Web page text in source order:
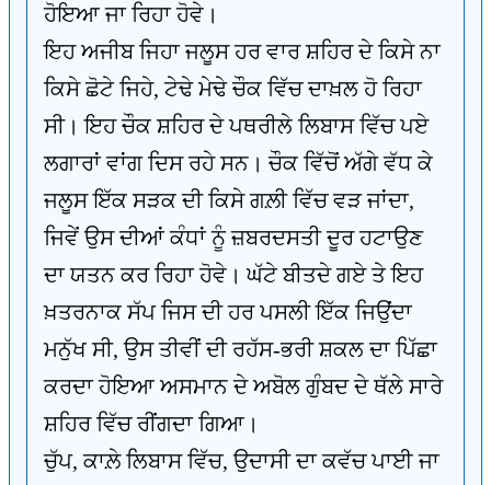
ਹੋਇਆ ਜਾ ਰਿਹਾ ਹੋਵੇ।
ਇਹ ਅਜੀਬ ਜਿਹਾ ਜਲੂਸ ਹਰ ਵਾਰ ਸ਼ਹਿਰ ਦੇ ਕਿਸੇ ਨਾ
ਕਿਸੇ ਛੋਟੇ ਜਿਹੇ, ਟੇਢੇ ਮੇਢੇ ਚੌਕ ਵਿੱਚ ਦਾਖ਼ਲ ਹੋ ਰਿਹਾ
ਸੀ। ਇਹ ਚੌਕ ਸ਼ਹਿਰ ਦੇ ਪਥਰੀਲੇ ਲਿਬਾਸ ਵਿੱਚ ਪਏ
ਲਗਾਰਾਂ ਵਾਂਗ ਦਿਸ ਰਹੇ ਸਨ। ਚੌਕ ਵਿੱਚੋਂ ਅੱਗੇ ਵੱਧ ਕੇ
ਜਲੂਸ ਇੱਕ ਸੜਕ ਦੀ ਕਿਸੇ ਗਲ਼ੀ ਵਿੱਚ ਵੜ ਜਾਂਦਾ,
ਜਿਵੇਂ ਉਸ ਦੀਆਂ ਕੰਧਾਂ ਨੂੰ ਜ਼ਬਰਦਸਤੀ ਦੂਰ ਹਟਾਉਣ
ਦਾ ਯਤਨ ਕਰ ਰਿਹਾ ਹੋਵੇ। ਘੱਟੇ ਬੀਤਦੇ ਗਏ ਤੇ ਇਹ
ਖ਼ਤਰਨਾਕ ਸੱਪ ਜਿਸ ਦੀ ਹਰ ਪਸਲੀ ਇੱਕ ਜਿਉਂਦਾ
ਮਨੁੱਖ ਸੀ, ਉਸ ਤੀਵੀਂ ਦੀ ਰਹੱਸ-ਭਰੀ ਸ਼ਕਲ ਦਾ ਪਿੱਛਾ
ਕਰਦਾ ਹੋਇਆ ਅਸਮਾਨ ਦੇ ਅਬੋਲ ਗੁੰਬਦ ਦੇ ਥੱਲੇ ਸਾਰੇ
ਸ਼ਹਿਰ ਵਿੱਚ ਰੀਂਗਦਾ ਗਿਆ।
ਚੁੱਪ, ਕਾਲ਼ੇ ਲਿਬਾਸ ਵਿੱਚ, ਉਦਾਸੀ ਦਾ ਕਵੱਚ ਪਾਈ ਜਾ